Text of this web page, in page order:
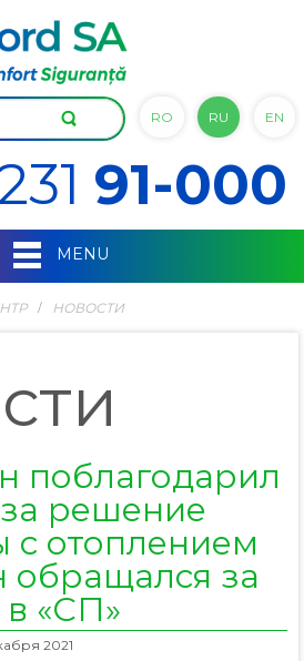
RO RU EN
91-000
MENU
НОВОСТИ
поблагодарил
решение
с отоплением
обращался за
«СП»
2021